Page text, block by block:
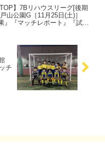
TOP】7Bリハウスリーグ[後期
公園G［11月25日(土)］
』『マッチレポート』『試合
チ